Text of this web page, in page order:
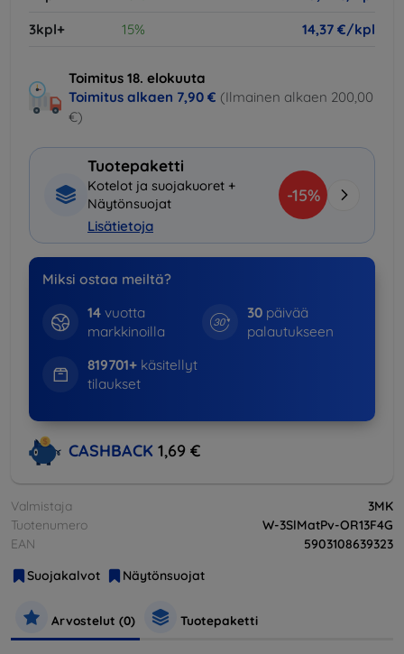
3kpl+
15% 14,37 €/kpl
Toimitus 18. elokuuta
Toimitus alkaen 7,90 € (Ilmainen alkaen 200,00
€)
Tuotepaketti
Kotelot ja suojakuoret +
Näytönsuojat
Lisätietoja
-15%
Miksi ostaa meiltä?
14vuotta
markkinoilla
30 päivää
palautukseen
819701+käsitellyt
tilaukset
CASHBACK 1,69 €
Valmistaja
3MK
Tuotenumero
W-3SlMatPv-OR13F4G
EAN
5903108639323
Suojakalvot
Näytönsuojat
Arvostelut (0) Tuotepaketti